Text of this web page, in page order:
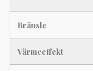
Bränsle
Värmeeffekt